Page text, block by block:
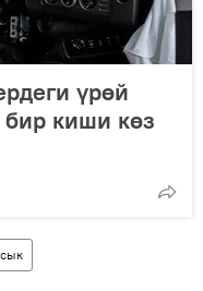
үрөй
бир киши көз